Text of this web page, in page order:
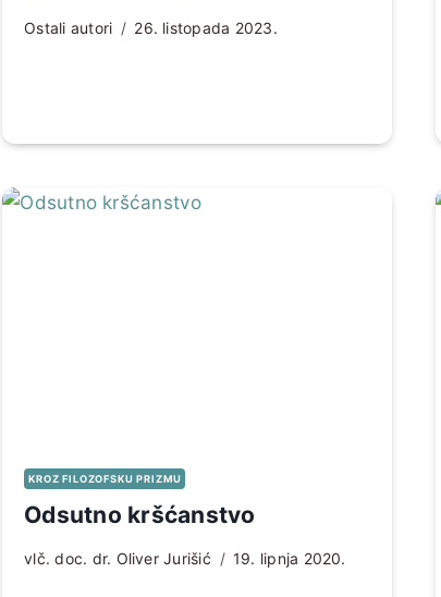
Ostali autori 26. listopada 2023.
KROZ FILOZOFSKU PRIZMU
Odsutno kršćanstvo
vlč. doc. dr. Oliver Jurišić 19. lipnja 2020.